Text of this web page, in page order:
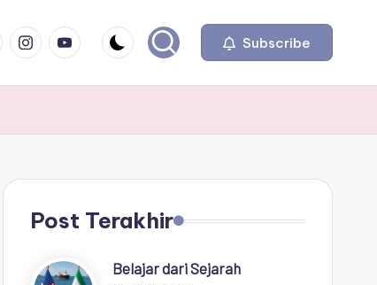
instagram.com
youtube.com Subscribe
Post Terakhir
Belajar dari Sejarah